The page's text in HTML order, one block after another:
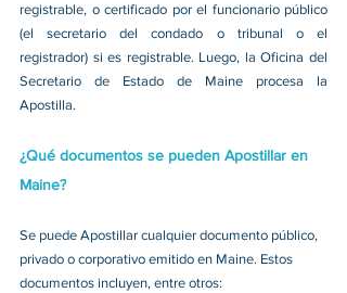
registrable, o certificado por el funcionario público
(el secretario del condado o tribunal o el
registrador) si es registrable. Luego, la Oficina del
Secretario de Estado de Maine procesa la
Apostilla.
¿Qué documentos se pueden Apostillar en
Maine?
Se puede Apostillar cualquier documento público,
privado o corporativo emitido en Maine. Estos
documentos incluyen, entre otros: